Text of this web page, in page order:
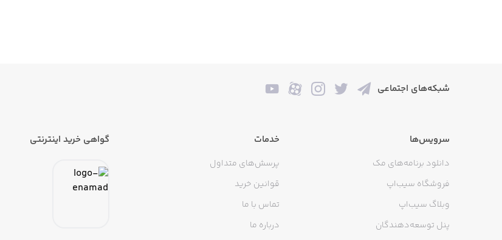
شبکه‌های اجتماعی
سرویس‌ها
دانلود برنامه‌های مک
فروشگاه سیب‌اپ
وبلاگ سیب‌اپ
پنل توسعه‌دهندگان
خدمات
پرسش‌های متداول
قوانین خرید
تماس با ما
درباره ما
گواهی خرید اینترنتی